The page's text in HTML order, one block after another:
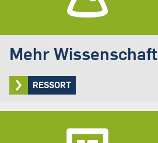
Mehr Wissenschaft
RESSORT